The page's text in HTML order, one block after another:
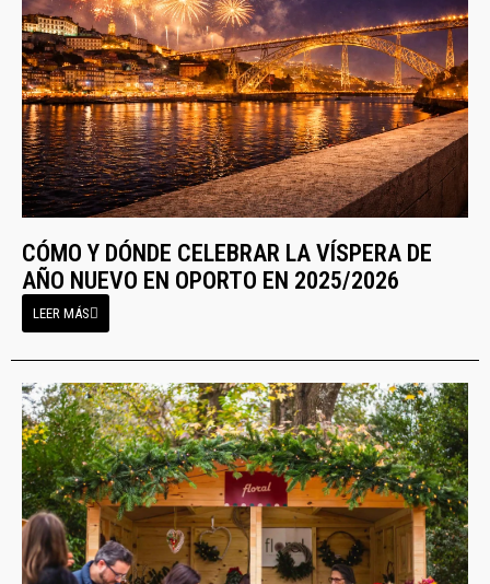
CÓMO Y DÓNDE CELEBRAR LA VÍSPERA DE
AÑO NUEVO EN OPORTO EN 2025/2026
LEER MÁS